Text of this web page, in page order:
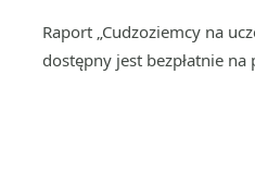
Raport „Cudzoziemcy na
dostępny jest bezpłatnie na